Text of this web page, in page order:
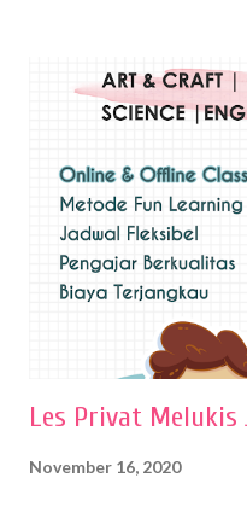
menggunakan bahan dasar
sapuan warna cat yang tebal.
pelukis untuk menghasilkan
bernilai tinggi. Ciri teknik plakat
warna yang kental dan tebal.
medianya Mem...
Les Privat
November 16, 2020